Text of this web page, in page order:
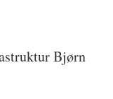
Bjørn